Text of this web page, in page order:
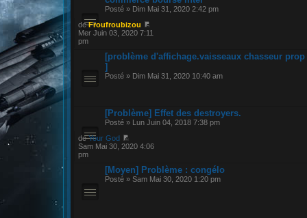
Posté » Dim Mai 31, 2020 2:42 pm
deFroufroubizou
Mer Juin 03, 2020 7:11
pm
[problème d'affichage.vaisseaux chasseur prop
]
Posté » Dim Mai 31, 2020 10:40 am
[Problème] Effet des destroyers.
Posté » Lun Juin 04, 2018 7:38 pm
deYour God
Sam Mai 30, 2020 4:06
pm
[Moyen] Problème : congélo
Posté » Sam Mai 30, 2020 1:20 pm